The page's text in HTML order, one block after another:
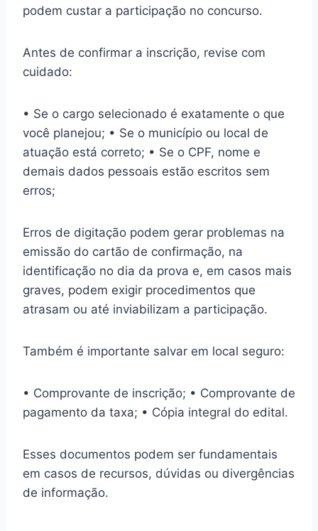
podem custar a participação no concurso.
Antes de confirmar a inscrição, revise com
cuidado:
• Se o cargo selecionado é exatamente o que
você planejou; • Se o município ou local de
atuação está correto; • Se o CPF, nome e
demais dados pessoais estão escritos sem
erros;
Erros de digitação podem gerar problemas na
emissão do cartão de confirmação, na
identificação no dia da prova e, em casos mais
graves, podem exigir procedimentos que
atrasam ou até inviabilizam a participação.
Também é importante salvar em local seguro:
• Comprovante de inscrição; • Comprovante de
pagamento da taxa; • Cópia integral do edital.
Esses documentos podem ser fundamentais
em casos de recursos, dúvidas ou divergências
de informação.